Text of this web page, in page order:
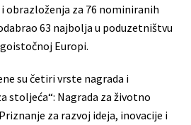
obrazloženja za 76 nominiranih
63 najbolja u poduzetništvu
Europi.
su četiri vrste nagrada i
stoljeća“: Nagrada za životno
za razvoj ideja, inovacije i